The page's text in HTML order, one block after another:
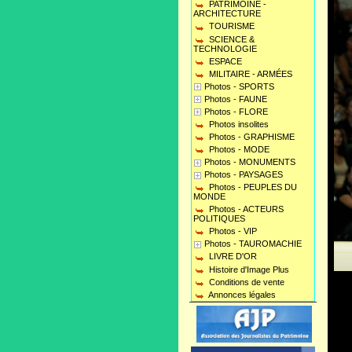
PATRIMOINE -
ARCHITECTURE
TOURISME
SCIENCE &
TECHNOLOGIE
ESPACE
MILITAIRE - ARMÉES
Photos - SPORTS
Photos - FAUNE
Photos - FLORE
Photos insolites
Photos - GRAPHISME
Photos - MODE
Photos - MONUMENTS
Photos - PAYSAGES
Photos - PEUPLES DU
MONDE
Photos - ACTEURS
POLITIQUES
Photos - VIP
Photos - TAUROMACHIE
LIVRE D'OR
Histoire d'Image Plus
Conditions de vente
Annonces légales